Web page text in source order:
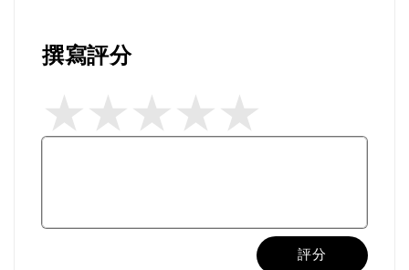
撰寫評分
評分